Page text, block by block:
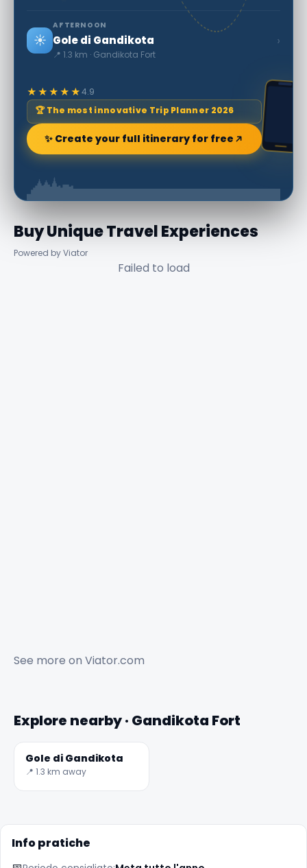
☀️
AFTERNOON
Gole di Gandikota
📍 1.3 km · Gandikota Fort
›
★★★★★4.9
🏆 The most innovative Trip Planner 2026
✨ Create your full itinerary for free
Buy Unique Travel Experiences
Powered by Viator
Failed to load
See more on Viator.com
Explore nearby · Gandikota Fort
Gole di Gandikota
📍 1.3 km away
Info pratiche